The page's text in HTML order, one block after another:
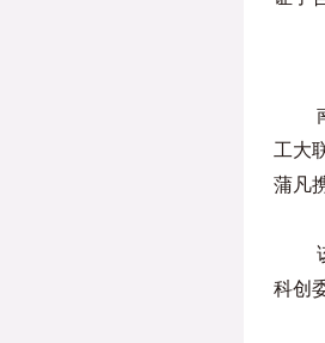
工大
蒲凡
科创